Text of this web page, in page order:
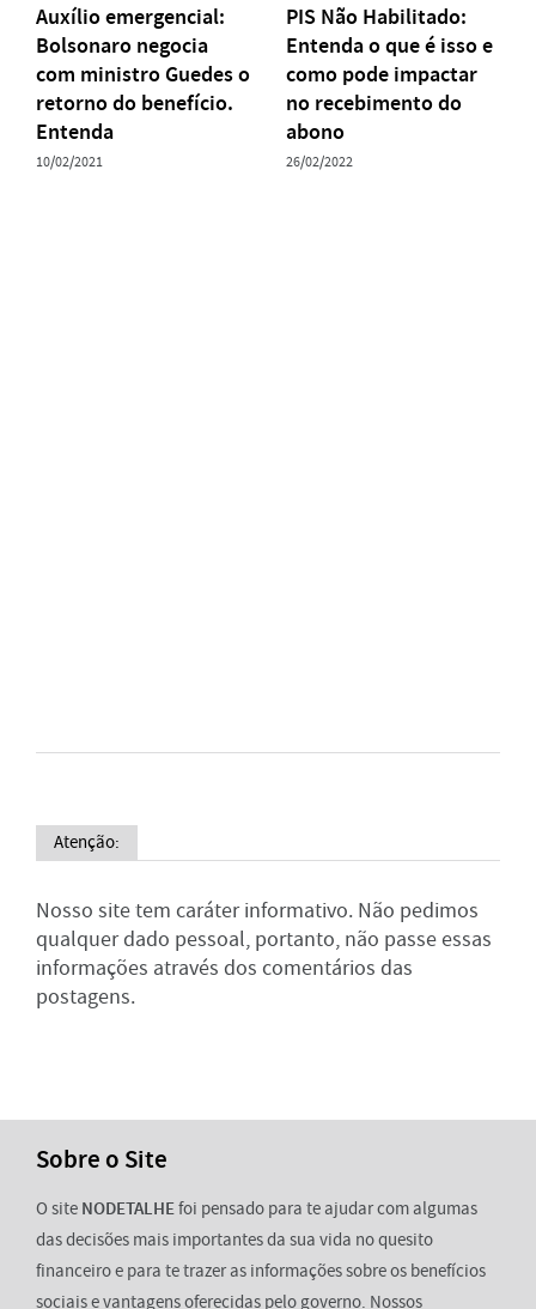
Auxílio emergencial:
Bolsonaro negocia
com ministro Guedes o
retorno do benefício.
Entenda
10/02/2021
PIS Não Habilitado:
Entenda o que é isso e
como pode impactar
no recebimento do
abono
26/02/2022
Atenção:
Nosso site tem caráter informativo. Não pedimos
qualquer dado pessoal, portanto, não passe essas
informações através dos comentários das
postagens.
Sobre o Site
O site NODETALHEfoi pensado para te ajudar com algumas
das decisões mais importantes da sua vida no quesito
financeiro e para te trazer as informações sobre os benefícios
sociais e vantagens oferecidas pelo governo. Nossos